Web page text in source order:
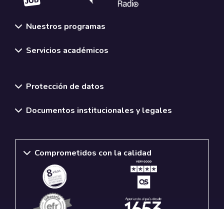
Nuestros programas
Servicios académicos
Protección de datos
Documentos institucionales y legales
Comprometidos con la calidad